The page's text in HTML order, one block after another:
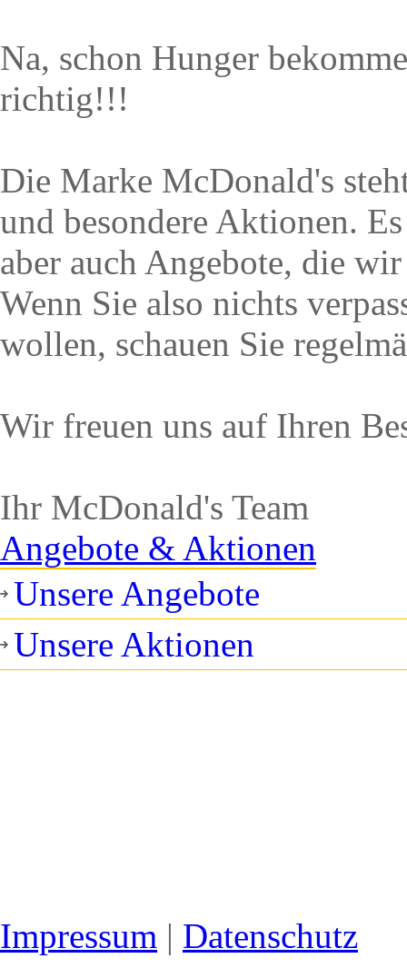
Na, schon Hunger
richtig!!!
Die Marke McDonald's
und besondere Aktionen.
aber auch Angebote, die
Wenn Sie also nichts
wollen, schauen Sie
Wir freuen uns auf Ihren
Ihr McDonald's Team
Angebote & Aktionen
Unsere Angebote
Unsere Aktionen
Impressum | Datenschutz